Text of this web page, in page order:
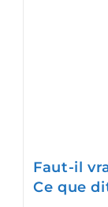
Faut-il
Ce que